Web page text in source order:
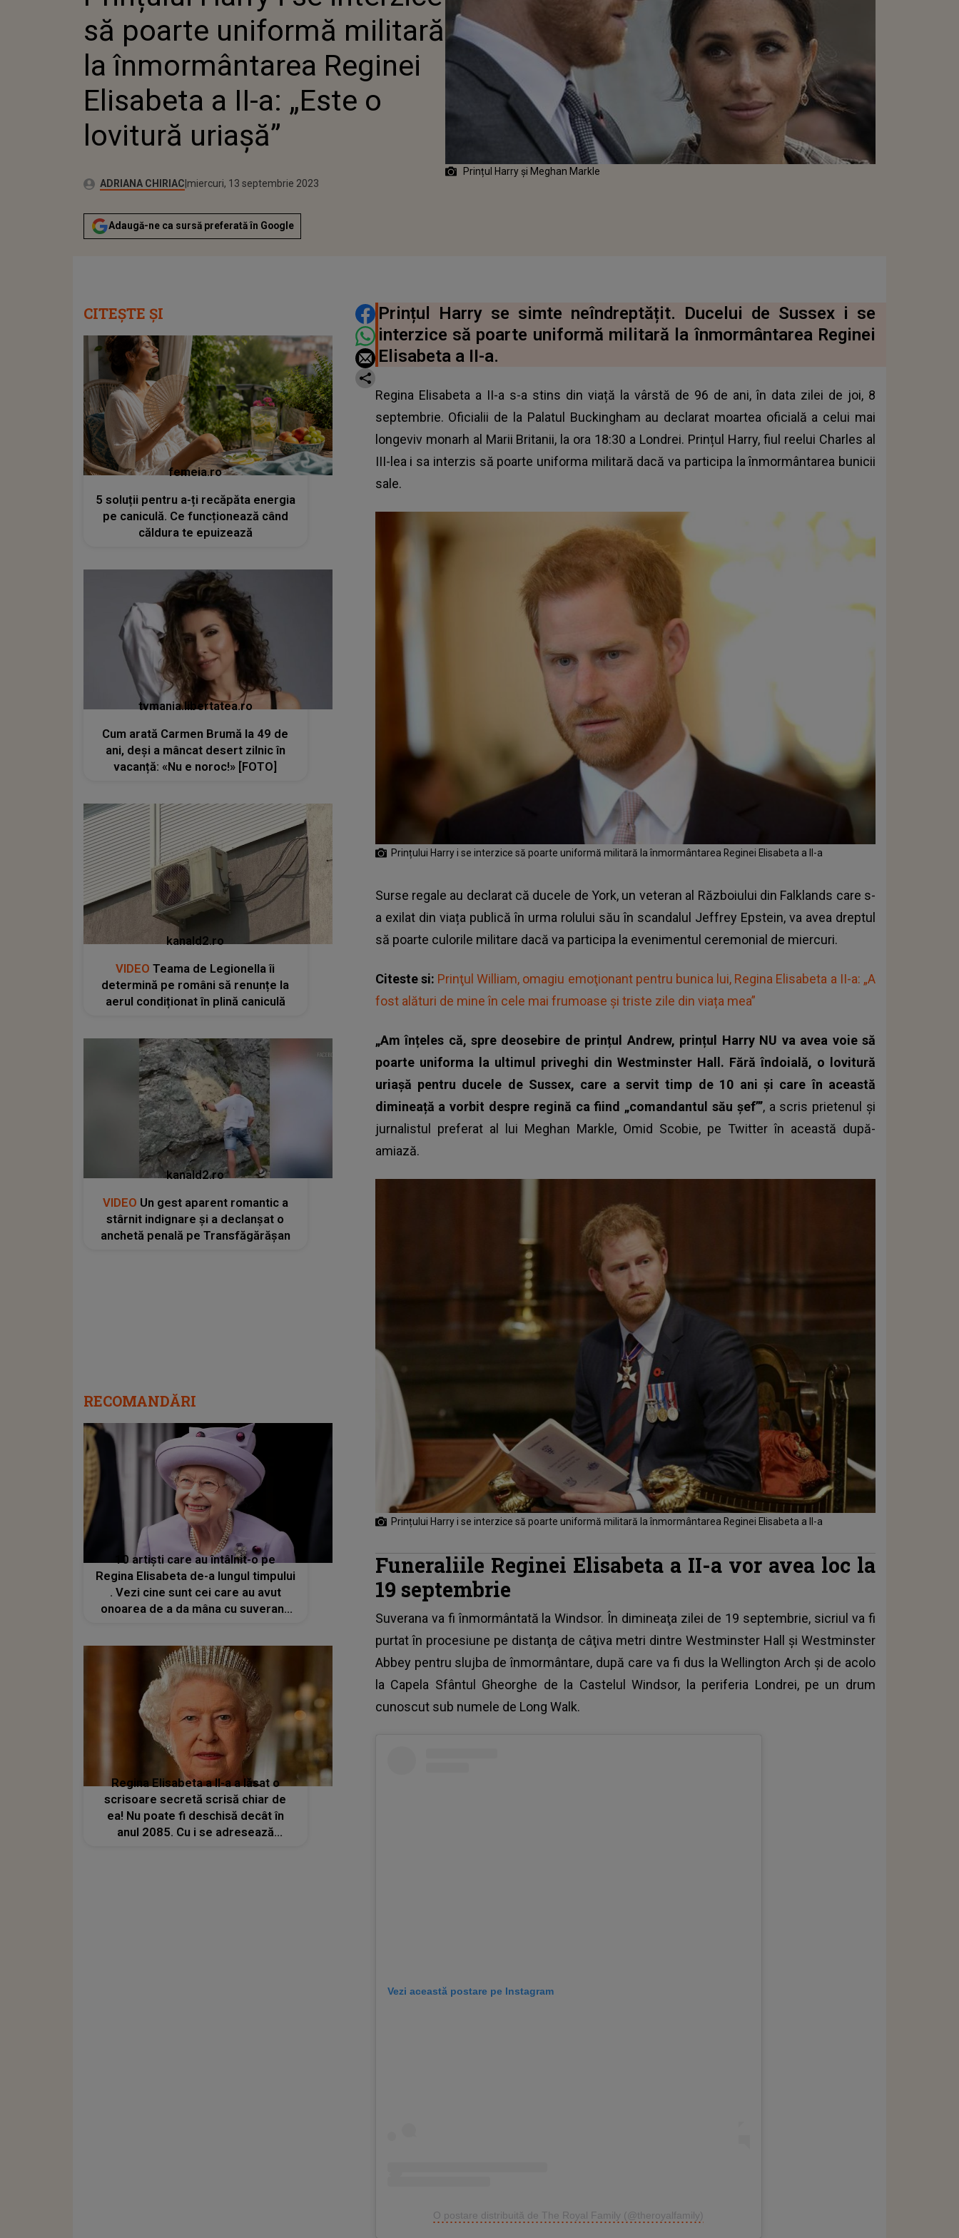
ÎNMORMÂNTAREA REGINEI
ELISABETA A II-A: „ESTE O
LOVITURĂ URIAȘĂ”
să poarte uniformă militară
la înmormântarea Reginei
Elisabeta a II-a: „Este o
lovitură uriașă”
Autor:ADRIANA CHIRIACPublicat:
marți, 13 septembrie 2022
Actualizat:
miercuri, 13 septembrie 2023
Adaugă-ne ca sursă preferată în Google
Prințul Harry și Meghan Markle
DISTRIBUIE ARTICOLUL
Prințul Harry se simte neîndreptățit. Ducelui de Sussex i se
interzice să poarte uniformă militară la înmormântarea Reginei
Elisabeta a II-a.
Regina Elisabeta a II-a s-a stins din viață la vârstă de 96 de ani, în data zilei de joi, 8
septembrie. Oficialii de la Palatul Buckingham au declarat moartea oficială a celui mai
longeviv monarh al Marii Britanii, la ora 18:30 a Londrei. Prințul Harry, fiul reelui Charles al
III-lea i sa interzis să poarte uniforma militară dacă va participa la înmormântarea bunicii
sale.
Prințului Harry i se interzice să poarte uniformă militară la înmormântarea Reginei Elisabeta a II-a
Surse regale au declarat că ducele de York, un veteran al Războiului din Falklands care s-
a exilat din viața publică în urma rolului său în scandalul Jeffrey Epstein, va avea dreptul
să poarte culorile militare dacă va participa la evenimentul ceremonial de miercuri.
Citeste si: Prinţul William, omagiu emoţionant pentru bunica lui, Regina Elisabeta a II-a: „A
fost alături de mine în cele mai frumoase și triste zile din viața mea”
„Am înțeles că, spre deosebire de prințul Andrew, prințul Harry NU va avea voie să
poarte uniforma la ultimul priveghi din Westminster Hall. Fără îndoială, o lovitură
uriașă pentru ducele de Sussex, care a servit timp de 10 ani și care în această
dimineață a vorbit despre regină ca fiind „comandantul său șef”’, a scris prietenul și
jurnalistul preferat al lui Meghan Markle, Omid Scobie, pe Twitter în această după-
amiază.
Prințului Harry i se interzice să poarte uniformă militară la înmormântarea Reginei Elisabeta a II-a
Funeraliile Reginei Elisabeta a II-a vor avea loc la
19 septembrie
Suverana va fi înmormântată la Windsor. În dimineaţa zilei de 19 septembrie, sicriul va fi
purtat în procesiune pe distanţa de câţiva metri dintre Westminster Hall şi Westminster
Abbey pentru slujba de înmormântare, după care va fi dus la Wellington Arch şi de acolo
la Capela Sfântul Gheorghe de la Castelul Windsor, la periferia Londrei, pe un drum
cunoscut sub numele de Long Walk.
Vezi această postare pe Instagram
O postare distribuită de The Royal Family (@theroyalfamily)
CITEȘTE ȘI
femeia.ro
5 soluții pentru a-ți recăpăta energia
pe caniculă. Ce funcționează când
căldura te epuizează
tvmania.libertatea.ro
Cum arată Carmen Brumă la 49 de
ani, deși a mâncat desert zilnic în
vacanță: «Nu e noroc!» [FOTO]
kanald2.ro
VIDEO Teama de Legionella îi
determină pe români să renunțe la
aerul condiționat în plină caniculă
kanald2.ro
VIDEO Un gest aparent romantic a
stârnit indignare și a declanșat o
anchetă penală pe Transfăgărășan
RECOMANDĂRI
10 artiști care au întâlnit-o pe
Regina Elisabeta de-a lungul timpului
. Vezi cine sunt cei care au avut
onoarea de a da mâna cu suverana
Regina Elisabeta a II-a a lăsat o
scrisoare secretă scrisă chiar de
ea! Nu poate fi deschisă decât în
anul 2085. Cu i se adresează